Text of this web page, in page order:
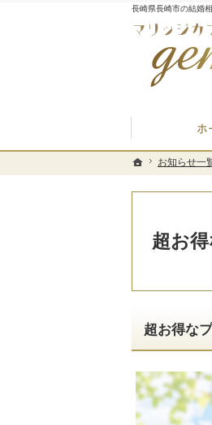
ホーム
お知らせ一
超お
長崎県長崎市の結婚
超お得な
ホーム
お知らせ一